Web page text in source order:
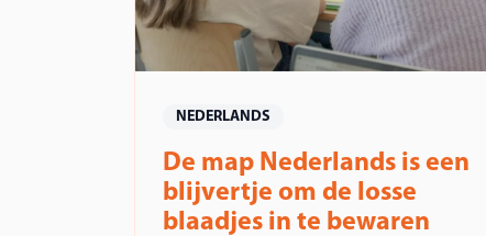
NEDERLANDS
De map Nederlands is een
blijvertje om de losse
blaadjes in te bewaren